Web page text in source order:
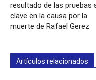
resultado de las pruebas
clave en la causa por la
muerte de Rafael Gerez
Artículos relacionados